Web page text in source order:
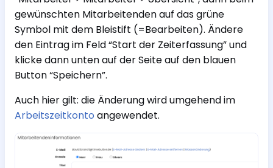
gewünschten Mitarbeitenden auf das grüne
Symbol mit dem Bleistift (=Bearbeiten). Ändere
den Eintrag im Feld “Start der Zeiterfassung” und
klicke dann unten auf der Seite auf den blauen
Button “Speichern”.
Auch hier gilt: die Änderung wird umgehend im
Arbeitszeitkonto angewendet.